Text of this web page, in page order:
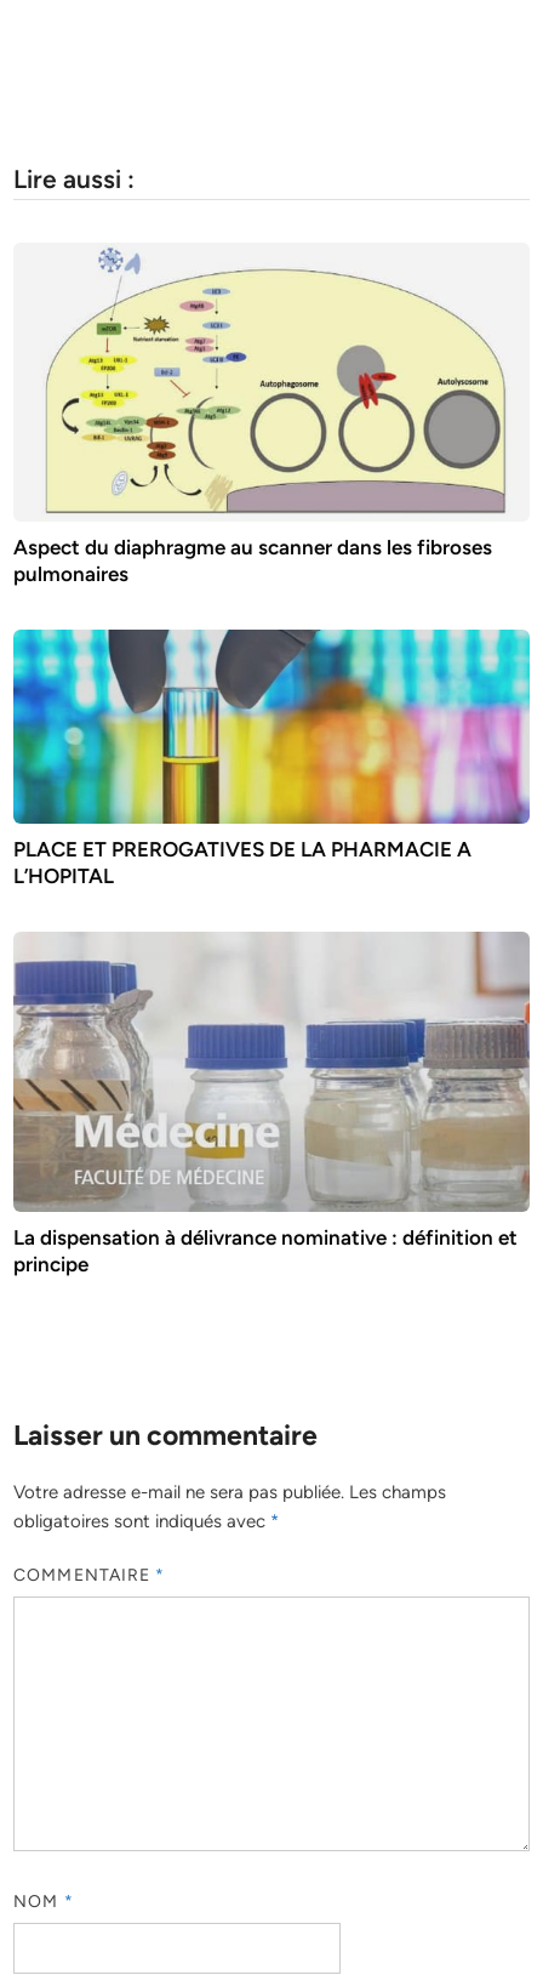
Lire aussi :
Aspect du diaphragme au scanner dans les fibroses
pulmonaires
PLACE ET PREROGATIVES DE LA PHARMACIE A
L’HOPITAL
La dispensation à délivrance nominative : définition et
principe
Laisser un commentaire
Votre adresse e-mail ne sera pas publiée. Les champs
obligatoires sont indiqués avec *
COMMENTAIRE *
NOM *